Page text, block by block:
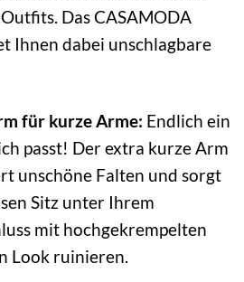
Das CASAMODA
Ihnen dabei unschlagbare
für kurze Arme: Endlich ein
passt! Der extra kurze Arm
unschöne Falten und sorgt
Sitz unter Ihrem
mit hochgekrempelten
Look ruinieren.